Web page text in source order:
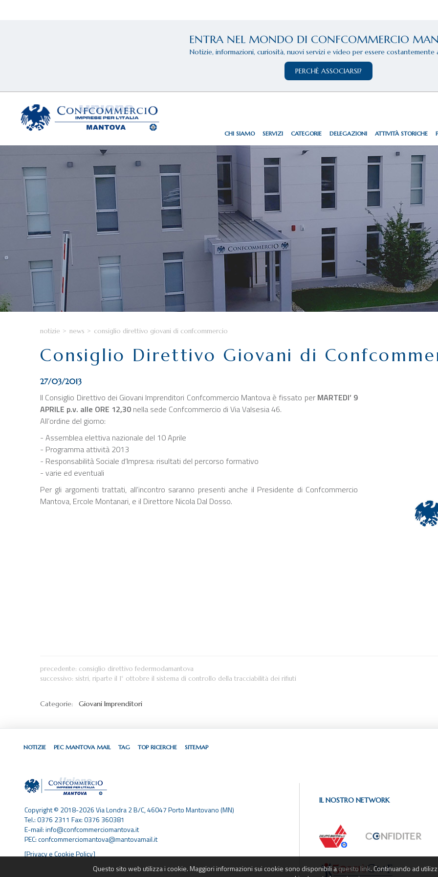
ENTRA NEL MONDO DI CONFCOMMERCIO
Notizie, informazioni, curiosità, nuovi servizi e video per essere costantemente
PERCHÈ ASSOCIARSI?
CHI SIAMO SERVIZI CATEGORIE DELEGAZIONI ATTIVITÀ STORICHE
notizie > news > consiglio direttivo giovani di confcommercio
Consiglio Direttivo Giovani di
27/03/2013
Il Consiglio Direttivo dei Giovani Imprenditori Confcommercio Mantova è fissato perMARTEDI’ 9
APRILE p.v. alle ORE 12,30 nella sede Confcommercio di Via Valsesia 46.
All’ordine del giorno:
- Assemblea elettiva nazionale del 10 Aprile
- Programma attività 2013
- Responsabilità Sociale d’Impresa: risultati del percorso formativo
- varie ed eventuali
Per gli argomenti trattati, all’incontro saranno presenti anche il Presidente di Confcommercio
Mantova, Ercole Montanari, e il Direttore Nicola Dal Dosso.
precedente: consiglio direttivo federmodamantova
successivo: sistri, riparte il 1° ottobre il sistema di controllo della tracciabilità dei rifiuti
Categorie: Giovani Imprenditori
NOTIZIE PEC MANTOVA MAIL TAG TOP RICERCHE SITEMAP
Copyright © 2018-2026 Via Londra 2 B/C, 46047 Porto Mantovano (MN)
Tel.: 0376 2311 Fax: 0376 360381
E-mail: info@confcommerciomantova.it
PEC: confcommerciomantova@mantovamail.it
[Privacy e Cookie Policy]
Questo sito web utilizza i cookie. Maggiori informazioni sui cookie sono disponibili aquesto link. Continuando ad
IL NOSTRO NETWORK